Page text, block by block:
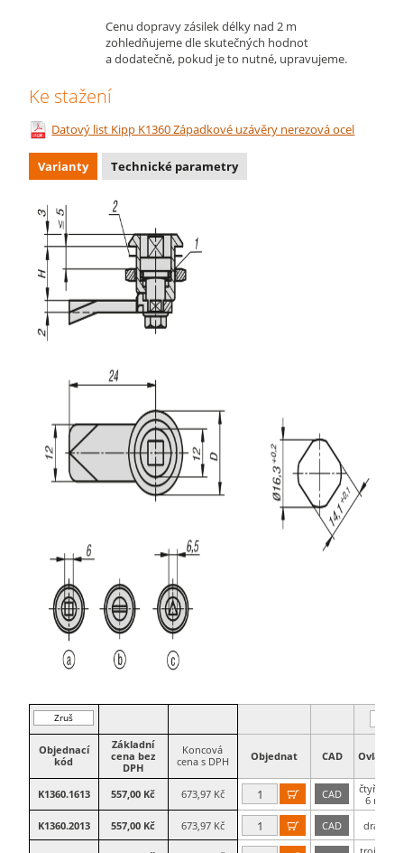
Cenu dopravy zásilek délky nad 2 m
zohledňujeme dle skutečných hodnot
a dodatečně, pokud je to nutné, upravujeme.
Ke stažení
Datový list Kipp K1360 Západkové uzávěry nerezová ocel
Varianty Technické parametry
Zruš
filtr
Objednací
kód
Základní
cena bez
DPH
Koncová
cena s DPH
Objednat CAD Ovladač
K1360.1613 557,00 Kč 673,97 Kč  CAD
čtyřhran
6 mm
K1360.2013
557,00 Kč 673,97 Kč  CAD drážka